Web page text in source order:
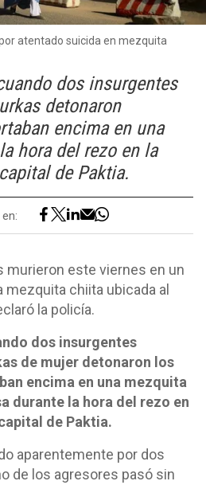
atentado suicida en mezquita
dos insurgentes
detonaron
encima en una
hora del rezo en la
de Paktia.
murieron este viernes en un
mezquita chiita ubicada al
la policía.
dos insurgentes
de mujer detonaron los
encima en una mezquita
durante la hora del rezo en
de Paktia.
aparentemente por dos
de los agresores pasó sin